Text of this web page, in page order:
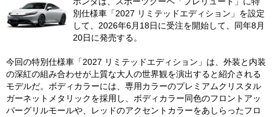
別仕様車「2027 リミテッドエディション」を設定
して、2026年6月18日に受注を開始して、同年8月
20日に発売する。
今回の特別仕様車「2027 リミテッドエディション」は、外装と内装
の深紅の組み合わせが上質な大人の世界観を演出すると紹介される
モデルだ。ボディカラーには、専用カラーのプレミアムクリスタル
ガーネットメタリックを採用し、ボディカラー同色のフロントアッ
パーグリルモールや、レッドのアクセントカラーをあしらったフロ